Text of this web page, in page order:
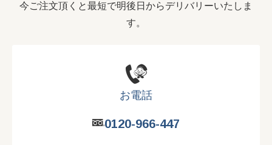
今ご注文頂くと最短で明後日からデリバリーいたしま
す。
お電話
0120-966-447